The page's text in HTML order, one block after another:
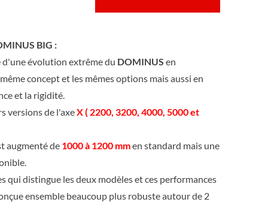
BIG :
d'une évolution extrême du DOMINUS en
concept et les mêmes options mais aussi en
et la rigidité.
versions de l'axeX ( 2200, 3200, 4000, 5000 et
augmenté de 1000 à 1200 mmen standard mais une
qui distingue les deux modèles et ces performances
ensemble beaucoup plus robuste autour de 2